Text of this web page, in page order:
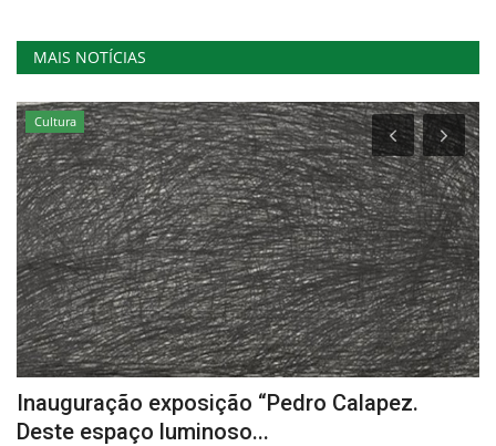
MAIS NOTÍCIAS
Cultura
Inauguração exposição “Pedro Calapez.
Deste espaço luminoso...